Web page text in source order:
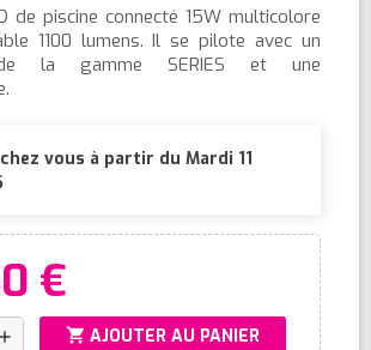
de piscine connecté 15W multicolore
1100 lumens. Il se pilote avec un
la gamme SERIES et une
vous à partir du Mardi 11
€
add shopping_cart AJOUTER AU PANIER